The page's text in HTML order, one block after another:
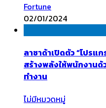
Fortune
02/01/2024
ลาซาด้าเปิดตัว “โปรแ
สร้างพลังให้พนักงานด้
ทำงาน
ไม่มีหมวดหมู่